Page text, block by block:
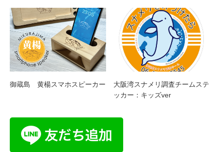
御蔵島 黄楊スマホスピーカー
大阪湾スナメリ調査チームステ
ッカー：キッズver